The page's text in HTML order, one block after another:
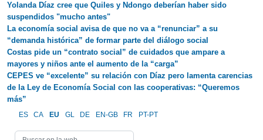
Yolanda Díaz cree que Quiles y Ndongo deberían haber sido
suspendidos "mucho antes"
La economía social avisa de que no va a “renunciar” a su
“demanda histórica” de formar parte del diálogo social
Costas pide un “contrato social” de cuidados que ampare a
mayores y niños ante el aumento de la “carga”
CEPES ve “excelente” su relación con Díaz pero lamenta carencias
de la Ley de Economía Social con las cooperativas: “Queremos
más”
ES CA EU GL DE EN-GB FR PT-PT